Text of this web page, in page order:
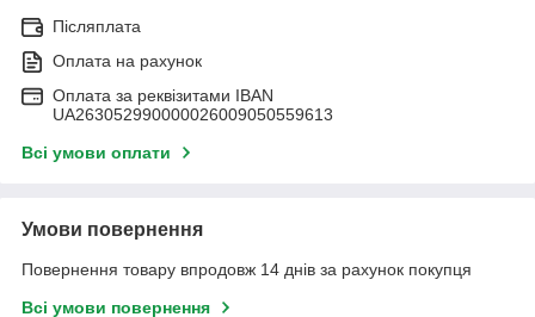
Післяплата
Оплата на рахунок
Оплата за реквізитами IBAN
UA263052990000026009050559613
Всі умови оплати
Умови повернення
Повернення товару впродовж 14 днів за рахунок покупця
Всі умови повернення